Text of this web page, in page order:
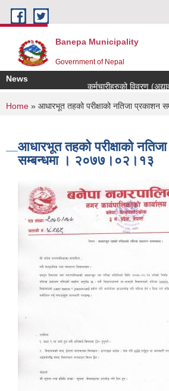
Skip to main content
Banepa Municipality
Government of Nepal
News
कर्मचारीहरुको विवरण
You are here
Home » आधारभूत तहको परीक्षाको नतिजा प्रकाशन
आधारभूत तहको परीक्षाको
सम्बन्धमा । २०७७।०२।१३